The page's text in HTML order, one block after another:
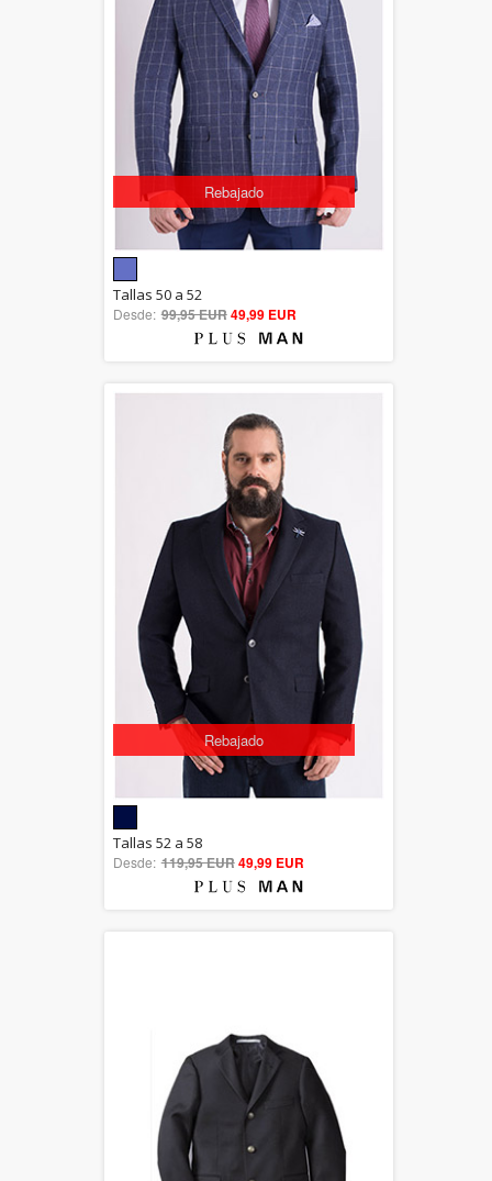
Rebajado
out of 5
Tallas 50 a 52
Desde: 99,95 EUR49,99 EUR
Rebajado
out of 5
Tallas 52 a 58
Desde: 119,95 EUR49,99 EUR